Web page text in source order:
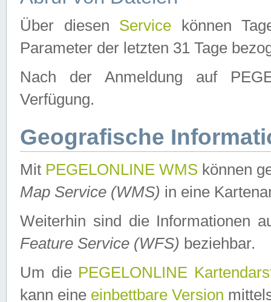
Über diesen Service können
Parameter der letzten 31 Tage
Nach der Anmeldung auf
Verfügung.
Geografische
Mit PEGELONLINE WMS können
Map Service (WMS) in eine
Weiterhin sind die Informationen
Feature Service (WFS) beziehbar.
Um die PEGELONLINE
kann eine einbettbare Version